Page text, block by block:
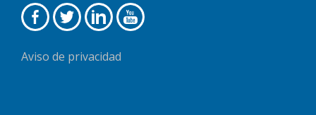
Aviso de privacidad